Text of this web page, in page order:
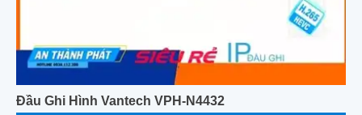
Đầu Ghi Hình Vantech VPH-N4432